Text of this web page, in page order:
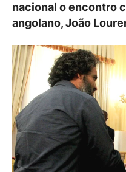
nacional o encontro
angolano, João